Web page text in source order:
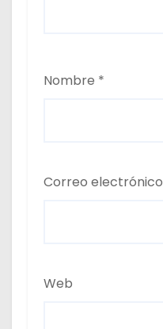
Nombre *
Correo electrónico
Web